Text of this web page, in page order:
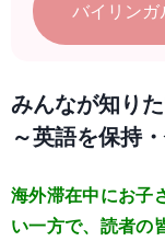
バイリンガ
みんなが知り
～英語を保持
海外滞在中にお子
い一方で、読者の